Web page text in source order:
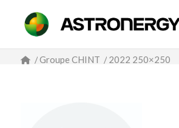
/Groupe CHINT / 2022 250×250